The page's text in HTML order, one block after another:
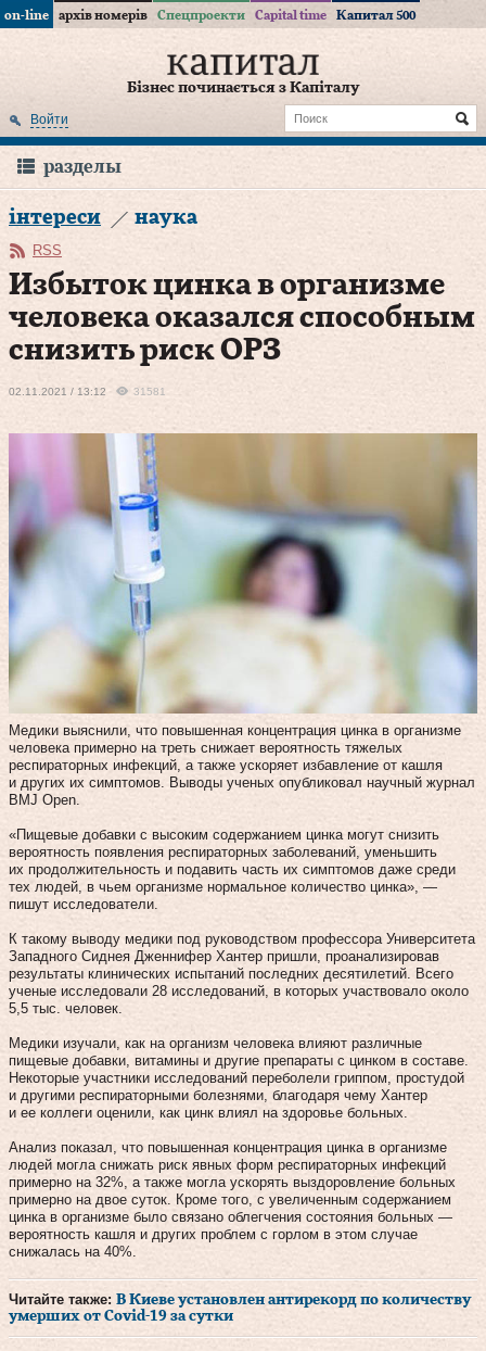
on-line архів номерів Спецпроекти Capital time Капитал 500
Бізнес починається з Капіталу
Войти
разделы
інтереси наука
RSS
Избыток цинка в организме
человека оказался способным
снизить риск ОРЗ
02.11.2021 / 13:12 31581
Медики выяснили, что повышенная концентрация цинка в организме
человека примерно на треть снижает вероятность тяжелых
респираторных инфекций, а также ускоряет избавление от кашля
и других их симптомов. Выводы ученых опубликовал научный журнал
BMJ Open.
«Пищевые добавки с высоким содержанием цинка могут снизить
вероятность появления респираторных заболеваний, уменьшить
их продолжительность и подавить часть их симптомов даже среди
тех людей, в чьем организме нормальное количество цинка», —
пишут исследователи.
К такому выводу медики под руководством профессора Университета
Западного Сиднея Дженнифер Хантер пришли, проанализировав
результаты клинических испытаний последних десятилетий. Всего
ученые исследовали 28 исследований, в которых участвовало около
5,5 тыс. человек.
Медики изучали, как на организм человека влияют различные
пищевые добавки, витамины и другие препараты с цинком в составе.
Некоторые участники исследований переболели гриппом, простудой
и другими респираторными болезнями, благодаря чему Хантер
и ее коллеги оценили, как цинк влиял на здоровье больных.
Анализ показал, что повышенная концентрация цинка в организме
людей могла снижать риск явных форм респираторных инфекций
примерно на 32%, а также могла ускорять выздоровление больных
примерно на двое суток. Кроме того, с увеличенным содержанием
цинка в организме было связано облегчения состояния больных —
вероятность кашля и других проблем с горлом в этом случае
снижалась на 40%.
Читайте также: В Киеве установлен антирекорд по количеству
умерших от Covid-19 за сутки